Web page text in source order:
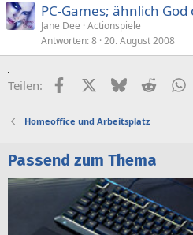
PC-Games; ähnlich God
Jane Dee Actionspiele
Antworten 8 20. August 2008
Teilen: FacebookX (Twitter)
BlueskyReddit
Homeoffice und Arbeitsplatz
Passend zum Thema